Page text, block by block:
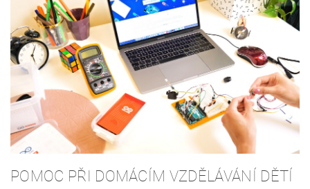
POMOC PŘI DOMÁCÍM VZDĚLÁVÁNÍ DĚTÍ